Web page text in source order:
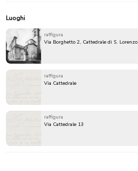
Luoghi
raffigura
Via Borghetto 2, Cattedrale di S. Lorenzo
raffigura
Via Cattedrale
raffigura
Via Cattedrale 13